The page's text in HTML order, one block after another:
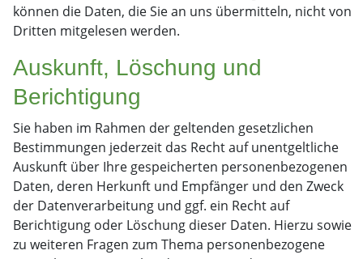
können die Daten, die Sie an uns übermitteln, nicht von
Dritten mitgelesen werden.
Auskunft, Löschung und
Berichtigung
Sie haben im Rahmen der geltenden gesetzlichen
Bestimmungen jederzeit das Recht auf unentgeltliche
Auskunft über Ihre gespeicherten personenbezogenen
Daten, deren Herkunft und Empfänger und den Zweck
der Datenverarbeitung und ggf. ein Recht auf
Berichtigung oder Löschung dieser Daten. Hierzu sowie
zu weiteren Fragen zum Thema personenbezogene